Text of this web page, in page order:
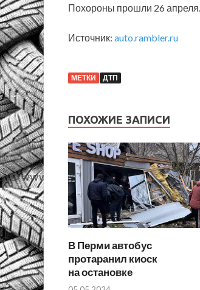
Похороны прошли 26 апреля.
Источник: auto.rambler.ru
МЕТКИ ДТП
ПОХОЖИЕ ЗАПИСИ
В Перми автобус
протаранил киоск
на остановке